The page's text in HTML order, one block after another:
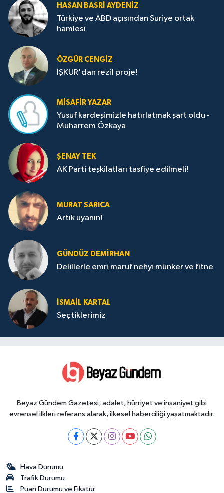
HASAN BASRI AYDENIZ
Türkiye ve ABD açısından Suriye ortak
hamlesi
ÖZGÜR CENGIZ
İŞKUR'dan rezil proje!
MISAFIR YAZAR
Yusuf kardeşimizle hatırlatmak şart oldu -
Muharrem Özkaya
ŞENAY TEK
AK Parti teşkilatları tasfiye edilmeli!
MURAT SARICA
Artık uyanın!
GÜNDÜZ DEMIRHAN
Delillerle emri maruf nehyi münker ve fitne
İSMAIL KARTAL
Seçtiklerimiz
Beyaz Gündem Gazetesi; adalet, hürriyet ve insaniyet gibi
evrensel ilkleri referans alarak, ilkesel haberciliği yaşatmaktadır.
Hava Durumu
Trafik Durumu
Puan Durumu ve Fikstür